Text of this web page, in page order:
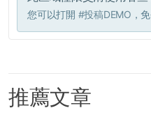
您可以打開 #投稿DEMO ，
推薦文章